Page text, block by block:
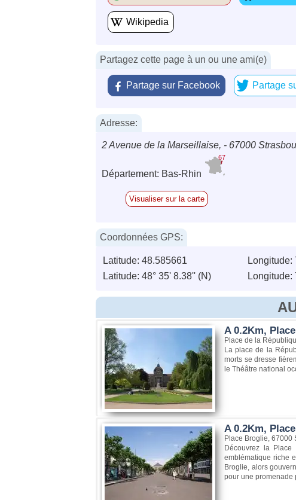
Wikipedia
Partagez cette page à un ou une ami(e)
Partage sur Facebook Partage
Adresse:
2 Avenue de la Marseillaise, - 67000
Département: Bas-Rhin
67
Visualiser sur la carte
Coordonnées GPS:
Latitude: 48.585661 Longitude:
Latitude: 48° 35' 8.38'' (N)
Longitude:
A 0.2Km,
Place de la
La place de la
morts se dresse
le Théâtre national
A 0.2Km,
Place Broglie, 67000
Découvrez la
emblématique riche
Broglie, alors
pour une promenade